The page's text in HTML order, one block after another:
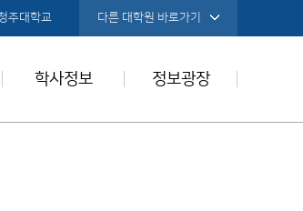
주대학교 다른 대학원 바로가기
학사정보 정보광장